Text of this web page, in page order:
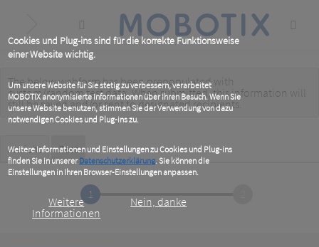
Cookies und Plug-ins sind für die korrekte Funktionsweise
einer Website wichtig.
Um unsere Website für Sie stetig zu verbessern, verarbeitet
MOBOTIX anonymisierte Informationen über Ihren Besuch. Wenn Sie
unsere Website benutzen, stimmen Sie der Verwendung von dazu
notwendigen Cookies und Plug-ins zu.
Weitere Informationen und Einstellungen zu Cookies und Plug-ins
finden Sie in unsererDatenschutzerklärung. Sie können die
Einstellungen in Ihren Browser-Einstellungen anpassen.
Weitere
Informationen
Nein, danke
content
Warning
message
The below webform has been prepopulated with
custom/random test data. When submitted, this information will
still be savedand/orsent to designated recipients.
Primary
tabs
Ansicht Test(active
tab)
1